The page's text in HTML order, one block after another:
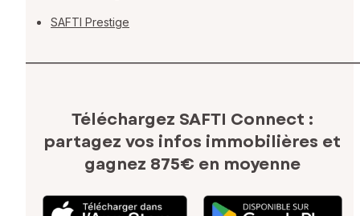
SAFTI Prestige
Téléchargez SAFTI Connect :
partagez vos infos immobilières et
gagnez 875€ en moyenne